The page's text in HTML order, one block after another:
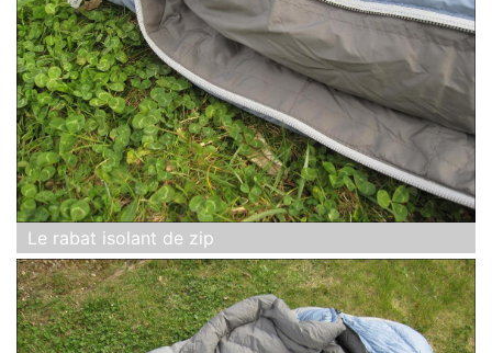
Le rabat isolant de zip